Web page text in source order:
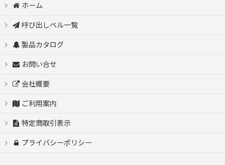
ホーム
呼び出しベル一覧
製品カタログ
お問い合せ
会社概要
ご利用案内
特定商取引表示
プライバシーポリシー